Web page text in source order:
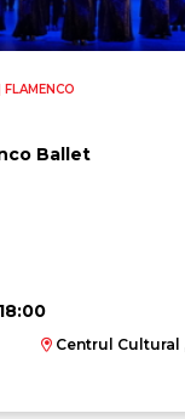
Ballet
Centrul Cultural